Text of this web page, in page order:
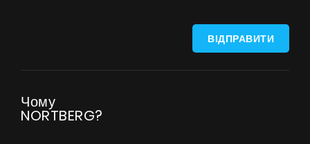
ВІДПРАВИТИ
Чому
NORTBERG?